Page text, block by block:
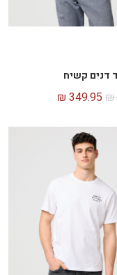
דנים קשיח
₪
₪ 349.95